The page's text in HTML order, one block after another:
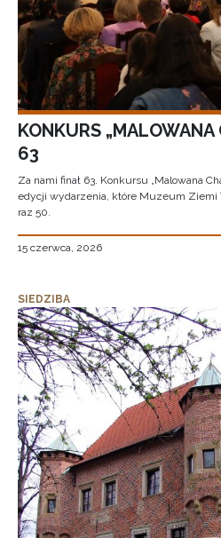
KONKURS „MALOWANA
63
Za nami finał 63. Konkursu „Malowana
edycji wydarzenia, które Muzeum Ziemi
raz 50.
15 czerwca, 2026
SIEDZIBA